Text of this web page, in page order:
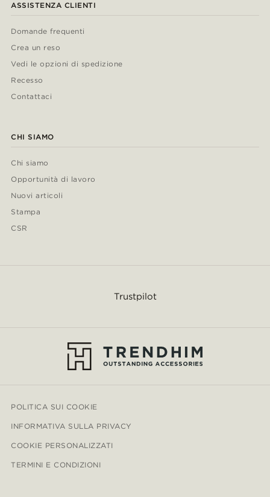
ASSISTENZA CLIENTI
Domande frequenti
Crea un reso
Vedi le opzioni di spedizione
Recesso
Contattaci
CHI SIAMO
Chi siamo
Opportunità di lavoro
Nuovi articoli
Stampa
CSR
Trustpilot
POLITICA SUI COOKIE
INFORMATIVA SULLA PRIVACY
COOKIE PERSONALIZZATI
TERMINI E CONDIZIONI